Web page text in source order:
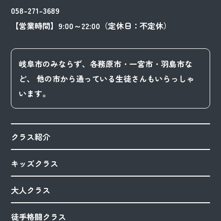
058-271-3689
【営業時間】9:00～22:00（定休日：不定休）
岐阜市のみならず、各務原市・一宮市・羽島市な
ど、 他の市から通っている生徒さんもいらっしゃ
います。
クラス紹介
キッズクラス
大人クラス
徒手格闘クラス